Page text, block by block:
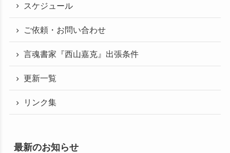
スケジュール
ご依頼・お問い合わせ
言魂書家『西山嘉克』出張条件
更新一覧
リンク集
最新のお知らせ